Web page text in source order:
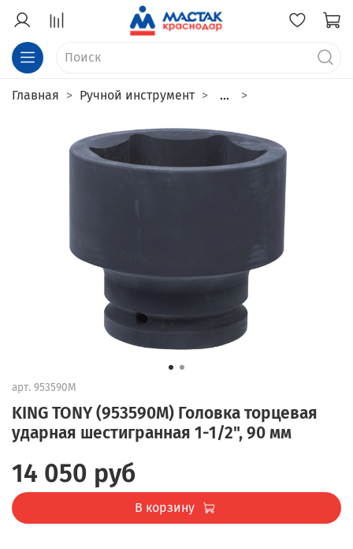
Главная Ручной инструмент ...
арт. 953590M
KING TONY (953590M) Головка торцевая
ударная шестигранная 1-1/2", 90 мм
14 050 руб
В корзину